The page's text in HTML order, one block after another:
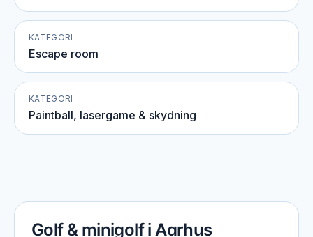
KATEGORI
Escape room
KATEGORI
Paintball, lasergame & skydning
Golf & minigolf i Aarhus